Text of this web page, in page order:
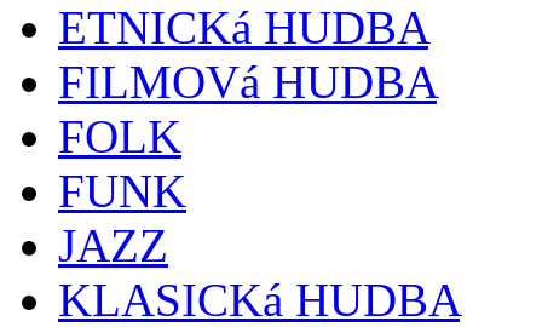
ETNICKá HUDBA
FILMOVá HUDBA
FOLK
FUNK
JAZZ
KLASICKá HUDBA